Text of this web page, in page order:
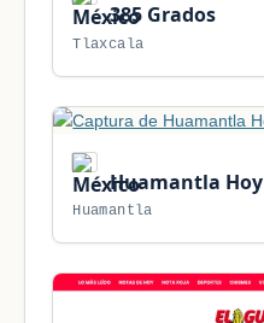
385 Grados
Tlaxcala
Huamantla Hoy
Huamantla